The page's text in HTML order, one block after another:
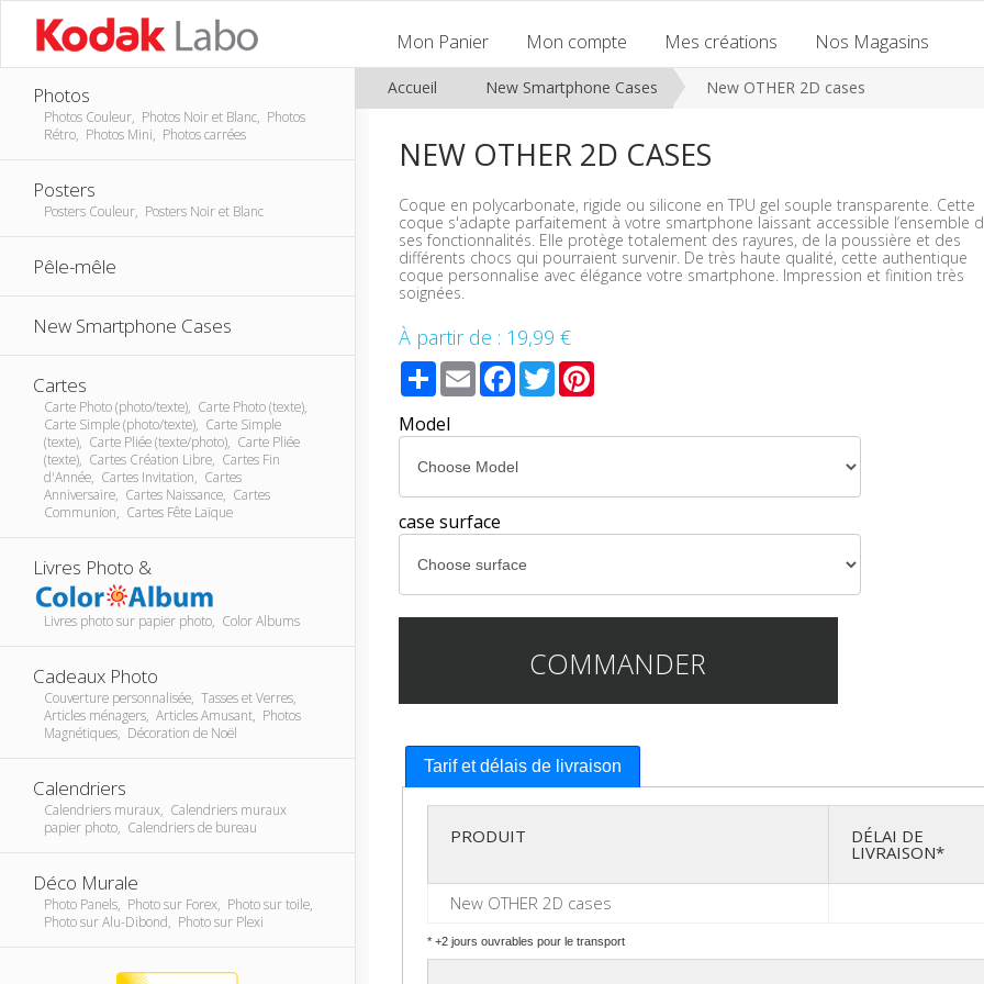
Mon Panier Mon compte Mes créations Nos Magasins
Photos
Photos Couleur, Photos Noir et Blanc, Photos
Rétro, Photos Mini, Photos carrées
Posters
Posters Couleur, Posters Noir et Blanc
Pêle-mêle
New Smartphone Cases
Cartes
Carte Photo (photo/texte), Carte Photo (texte),
Carte Simple (photo/texte), Carte Simple
(texte), Carte Pliée (texte/photo), Carte Pliée
(texte), Cartes Création Libre, Cartes Fin
d'Année, Cartes Invitation, Cartes
Anniversaire, Cartes Naissance, Cartes
Communion, Cartes Fête Laïque
Livres Photo &
Livres photo sur papier photo, Color Albums
Cadeaux Photo
Couverture personnalisée, Tasses et Verres,
Articles ménagers, Articles Amusant, Photos
Magnétiques, Décoration de Noël
Calendriers
Calendriers muraux, Calendriers muraux
papier photo, Calendriers de bureau
Déco Murale
Photo Panels, Photo sur Forex, Photo sur toile,
Photo sur Alu-Dibond, Photo sur Plexi
Accueil New Smartphone Cases New OTHER 2D cases
NEW OTHER 2D CASES
Coque en polycarbonate, rigide ou silicone en TPU gel souple transparente. Cette
coque s'adapte parfaitement à votre smartphone laissant accessible l’ensemble
ses fonctionnalités. Elle protège totalement des rayures, de la poussière et des
différents chocs qui pourraient survenir. De très haute qualité, cette authentique
coque personnalise avec élégance votre smartphone. Impression et finition très
soignées.
À partir de : 19,99 €
ShareEmailFacebook
TwitterPinterest
Model
case surface
COMMANDER
Tarif et délais de livraison
PRODUIT DÉLAI DE
LIVRAISON*
New OTHER 2D cases
* +2 jours ouvrables pour le transport